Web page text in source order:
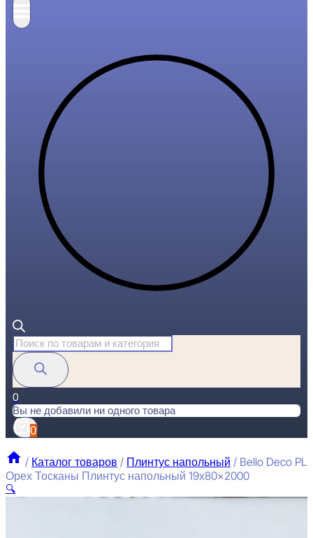
Поиск
товаров
0
Вы не добавили ни одного товара
0
/ Каталог товаров / Плинтус напольный / Bello Deco PL
Орех Тосканы Плинтус напольный 19x80x2000
🔍